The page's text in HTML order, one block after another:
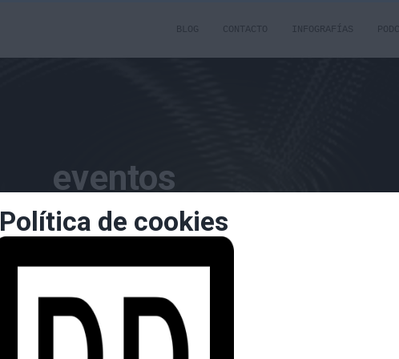
BLOG CONTACTO INFOGRAFÍAS
eventos
Política de cookies